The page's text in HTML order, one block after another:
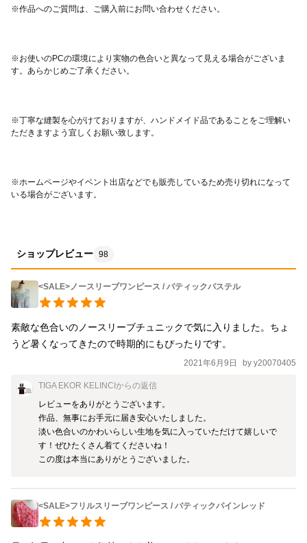
※お使いのPCの環境により実物の色合いと異なって見える場合がございま
※丁寧な縫製を心がけておりますが、ハンドメイド品であることをご理解い
※ホームページやイベント出店などでも販売しているため売り切れになって
ショップレビュー 98
<SALE>ノースリーブワンピース / バティックパステル
素敵な色合いのノースリーブチュニックで気に入りました。ちょ
うど暑くなってきたので時期的にもぴったりです。
2021年6月9日 by y20070405
TIGA EKOR KELINCI からの返信
レビューをありがとうございます。
作品、無事にお手元に届き安心いたしました。
淡い色合いのかわいらしい生地を気に入っていただけて嬉しいで
す！ぜひたくさん着てくださいね！
この度は本当にありがとうございました。
<SALE>フリルスリーブワンピース / バティックパインレッド